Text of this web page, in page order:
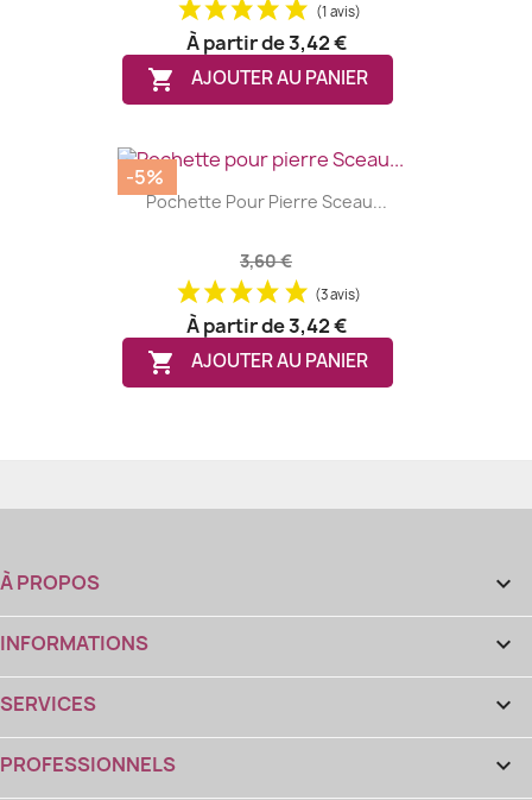
(1 avis)
À partir de3,42 €
 AJOUTER AU PANIER
Pochette Pour Pierre Sceau...
3,60 €
(3 avis)
À partir de3,42 €
 AJOUTER AU PANIER
-5%
À PROPOS 
INFORMATIONS 
SERVICES 
PROFESSIONNELS 